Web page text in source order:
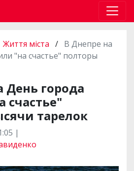
Життя міста / В Днепре на
"на счастье" полторы
День города
счастье"
тарелок
|